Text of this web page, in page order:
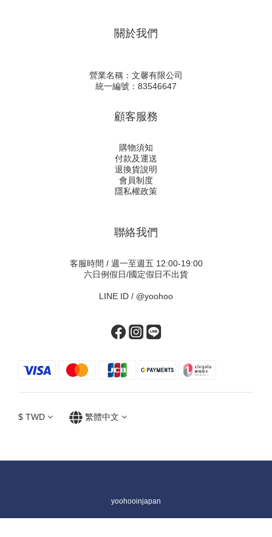
關於我們
營業名稱：文馨有限公司
統一編號：83546647
顧客服務
購物須知
付款及運送
退換貨說明
會員制度
隱私權政策
聯絡我們
客服時間 / 週一至週五 12:00-19:00
六日例假日/國定假日不出貨
LINE ID / @yoohoo
$ TWD 繁體中文
yoohooinjapan